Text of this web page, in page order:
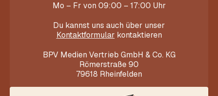
Mo – Fr von 09:00 – 17:00 Uhr
Du kannst uns auch über unser
Kontaktformular kontaktieren
BPV Medien Vertrieb GmbH & Co. KG
Römerstraße 90
79618 Rheinfelden